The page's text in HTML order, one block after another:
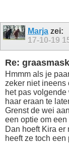
Marja zei:
17-10-19
Re:
Hmmm als je
zeker niet ineens
het pas
haar eraan te
Grenst de wei
een optie om
Dan hoeft Kira er
heeft ze toch